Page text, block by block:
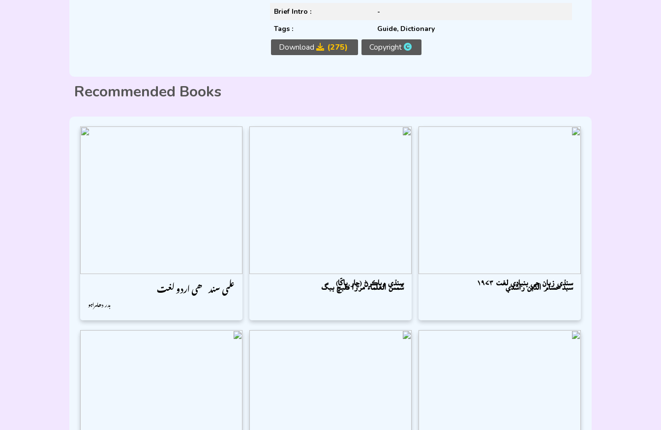
Brief Intro :
-
Tags :
Guide, Dictionary
Download (275) Copyright
Recommended Books
علمی سندھی اردو لغت
بدر دھامراہو
سنڌي وياڪرڻ (چار ڀاڱا)
شمس العلماء مرزا قليچ بيگ
سنڌي زبان جي بنيادي لغت ۱۹۷۳
سيد حسام الدين راشدي